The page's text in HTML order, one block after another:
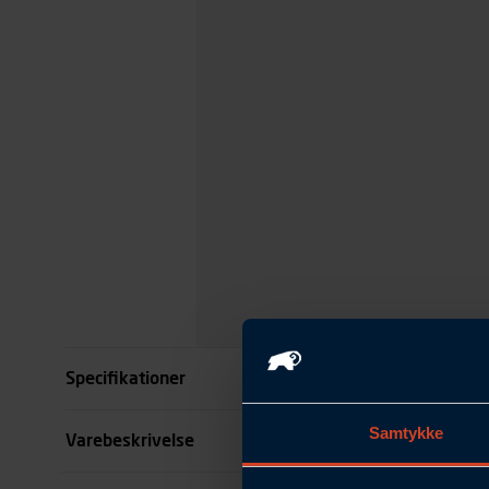
Samtykke
Specifikationer
Størrelse
Varebeskrivelse